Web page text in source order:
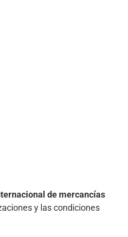
de mercancías
y las condiciones